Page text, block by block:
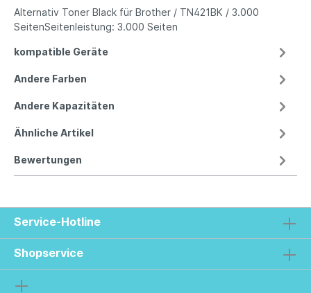
Alternativ Toner Black für Brother / TN421BK / 3.000
SeitenSeitenleistung: 3.000 Seiten
kompatible Geräte
Andere Farben
Andere Kapazitäten
Ähnliche Artikel
Bewertungen
Service-Hotline
Shopservice